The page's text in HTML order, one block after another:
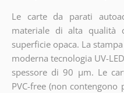
Le carte da parati
materiale di alta qualità
superficie opaca. La
moderna tecnologia UV-
spessore di 90 µm. Le
PVC-free (non